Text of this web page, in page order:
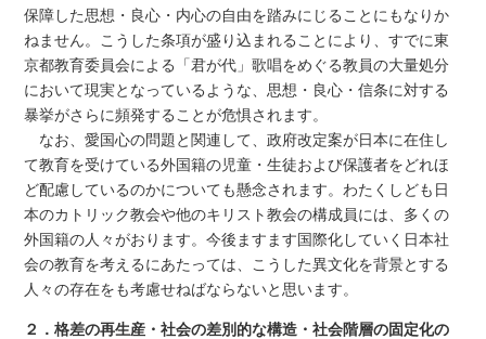
保障した思想・良心・内心の自由を踏みにじることにもなりか
ねません。こうした条項が盛り込まれることにより、すでに東
京都教育委員会による「君が代」歌唱をめぐる教員の大量処分
において現実となっているような、思想・良心・信条に対する
暴挙がさらに頻発することが危惧されます。
なお、愛国心の問題と関連して、政府改定案が日本に在住し
て教育を受けている外国籍の児童・生徒および保護者をどれほ
ど配慮しているのかについても懸念されます。わたくしども日
本のカトリック教会や他のキリスト教会の構成員には、多くの
外国籍の人々がおります。今後ますます国際化していく日本社
会の教育を考えるにあたっては、こうした異文化を背景とする
人々の存在をも考慮せねばならないと思います。
２．格差の再生産・社会の差別的な構造・社会階層の固定化の